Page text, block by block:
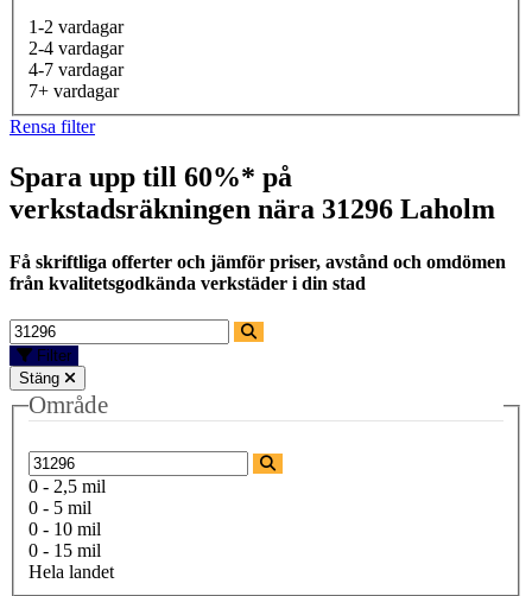
1-2 vardagar
2-4 vardagar
4-7 vardagar
7+ vardagar
Rensa filter
Spara upp till 60%* på
verkstadsräkningen nära 31296 Laholm
Få skriftliga offerter och jämför priser, avstånd och omdömen
från kvalitetsgodkända verkstäder i din stad
Filter
Stäng
Område
0 - 2,5 mil
0 - 5 mil
0 - 10 mil
0 - 15 mil
Hela landet